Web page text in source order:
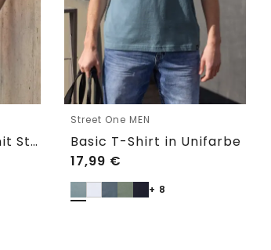
Cosy Slub T-Shirt mit Struktur
Street One MEN
Basic T-Shirt in Unifarbe
17,99 €
+ 8